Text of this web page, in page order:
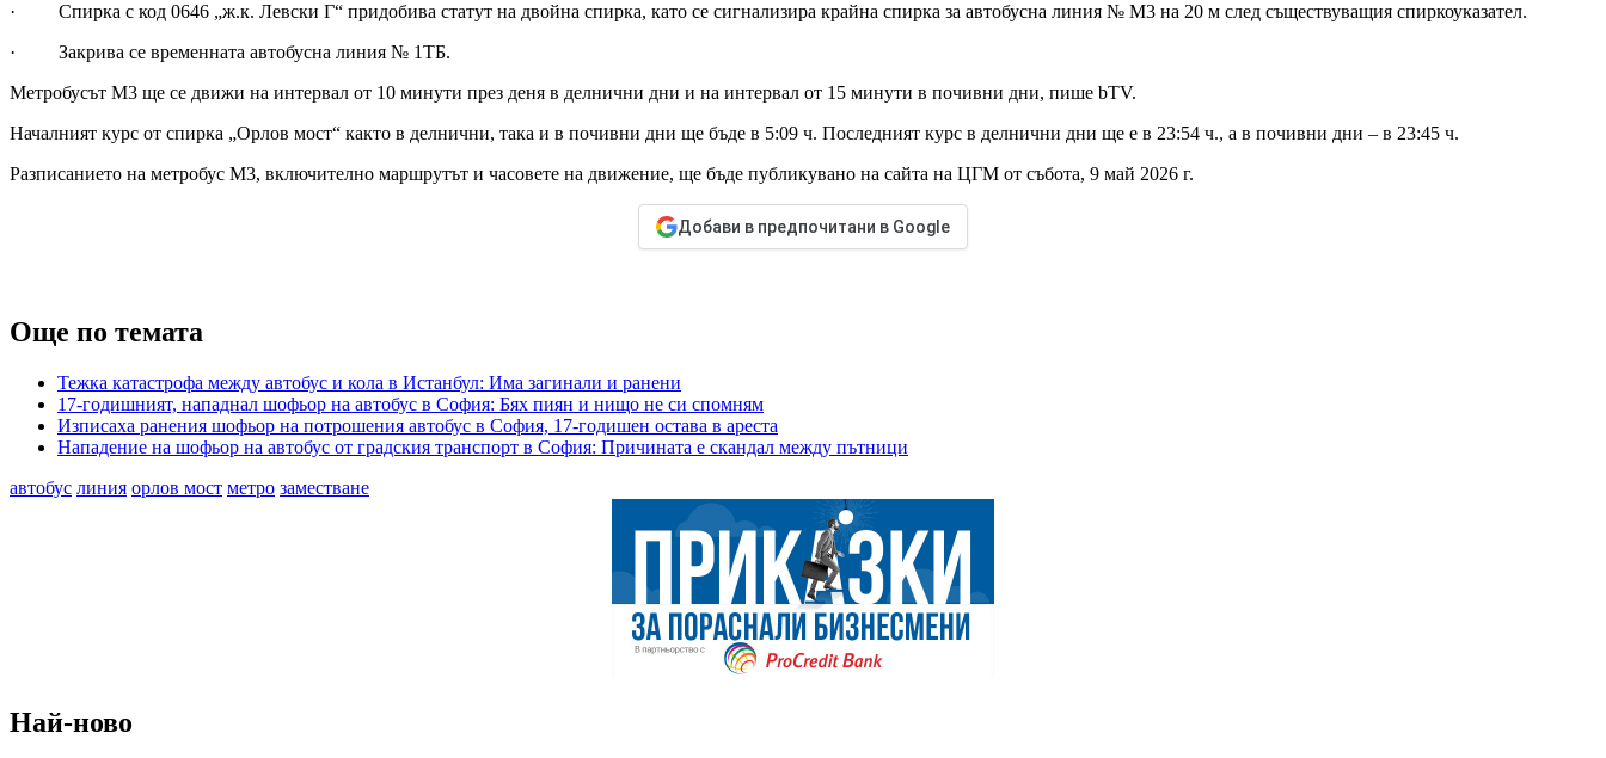
· Спирка с код 0646 „ж.к. Левски Г“ придобива статут на двойна спирка, като се сигнализира крайна спирка за автобусна линия № М3 на 20 м след съществуващия спиркоуказател.
· Закрива се временната автобусна линия № 1ТБ.
Метробусът М3 ще се движи на интервал от 10 минути през деня в делнични дни и на интервал от 15 минути в почивни дни, пише bTV.
Началният курс от спирка „Орлов мост“ както в делнични, така и в почивни дни ще бъде в 5:09 ч. Последният курс в делнични дни ще е в 23:54 ч., а в почивни дни – в 23:45 ч.
Разписанието на метробус М3, включително маршрутът и часовете на движение, ще бъде публикувано на сайта на ЦГМ от събота, 9 май 2026 г.
Добави в предпочитани в Google
Още по темата
Тежка катастрофа между автобус и кола в Истанбул: Има загинали и ранени
17-годишният, нападнал шофьор на автобус в София: Бях пиян и нищо не си спомням
Изписаха ранения шофьор на потрошения автобус в София, 17-годишен остава в ареста
Нападение на шофьор на автобус от градския транспорт в София: Причината е скандал между пътници
автобус линия орлов мост метро заместване
Най-ново